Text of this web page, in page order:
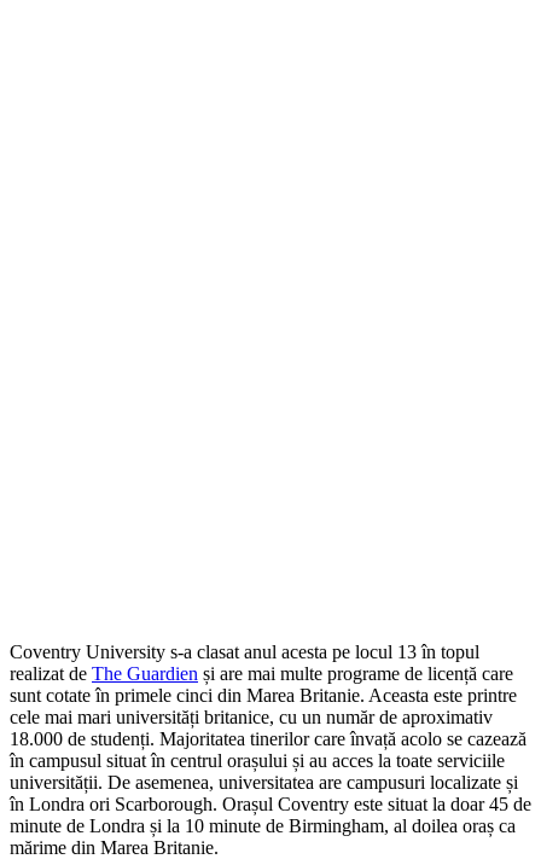
Coventry University s-a clasat anul acesta pe locul 13 în topul
realizat de The Guardien și are mai multe programe de licență care
sunt cotate în primele cinci din Marea Britanie. Aceasta este printre
cele mai mari universități britanice, cu un număr de aproximativ
18.000 de studenți. Majoritatea tinerilor care învață acolo se cazează
în campusul situat în centrul orașului și au acces la toate serviciile
universității. De asemenea, universitatea are campusuri localizate și
în Londra ori Scarborough. Orașul Coventry este situat la doar 45 de
minute de Londra și la 10 minute de Birmingham, al doilea oraș ca
mărime din Marea Britanie.